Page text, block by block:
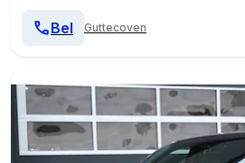
Guttecoven
Bel